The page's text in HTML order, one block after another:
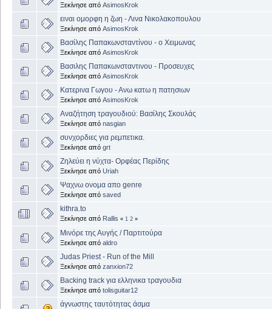
Ξεκίνησε από AsimosKrok
ειναι ομορφη η ζωη - Λινα Νικολακοπουλου
Ξεκίνησε από AsimosKrok
Βασίλης Παπακωνσταντίνου - ο Χειμωνας
Ξεκίνησε από AsimosKrok
Βασιλης Παπακωνσταντινου - Προσευχες
Ξεκίνησε από AsimosKrok
Κατερινα Γωγου - Ανω κατω η πατησιων
Ξεκίνησε από AsimosKrok
Αναζήτηση τραγουδιού: Βασίλης Σκουλάς
Ξεκίνησε από nasgian
συνχορδιες για ρεμπετικα.
Ξεκίνησε από grt
Ζηλεύει η νύχτα- Ορφέας Περίδης
Ξεκίνησε από Uriah
Ψαχνω ονομα απο genre
Ξεκίνησε από saved
kithra.to
Ξεκίνησε από Rallis « 1 2 »
Μινόρε της Αυγής / Παρτιτούρα
Ξεκίνησε από aldro
Judas Priest - Run of the Mill
Ξεκίνησε από zanxion72
Backing track για ελληνικα τραγουδια
Ξεκίνησε από tolisguitar12
άγνωστης ταυτότητας άσμα